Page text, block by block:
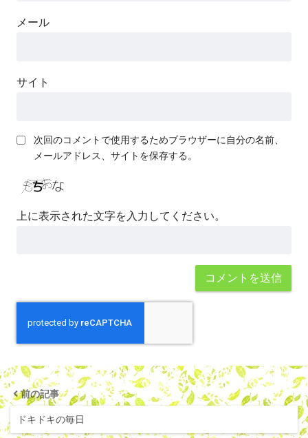
メール
サイト
次回のコメントで使用するためブラウザーに自分の名前、
メールアドレス、サイトを保存する。
上に表示された文字を入力してください。
前の記事
ドキドキの毎日